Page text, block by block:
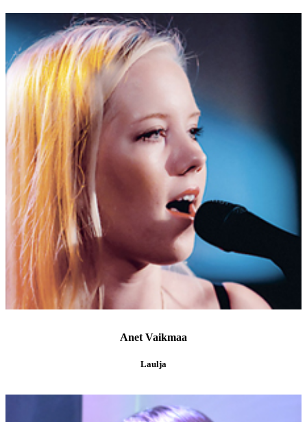
Anet Vaikmaa
Laulja